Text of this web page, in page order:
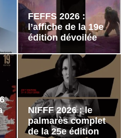
FEFFS 2026 :
l’affiche de la 19e
édition dévoilée
NIFFF 2026 : le
palmarès complet
de la 25e édition